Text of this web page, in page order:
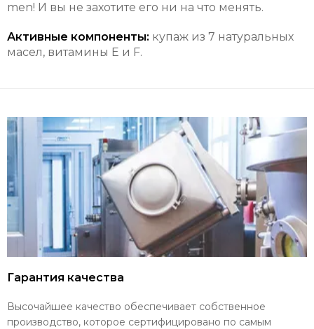
men! И вы не захотите его ни на что менять.
Активные компоненты: купаж из 7 натуральных
масел, витамины E и F.
Гарантия качества
Высочайшее качество обеспечивает собственное
производство, которое сертифицировано по самым